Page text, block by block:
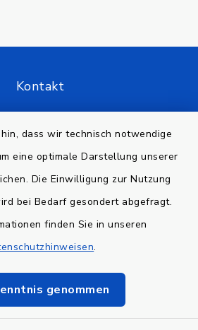
dass wir technisch notwendige
eine optimale Darstellung unserer
Die Einwilligung zur Nutzung
bei Bedarf gesondert abgefragt.
finden Sie in unseren
.
genommen
Kontakt
Datenschutz
Impressum
Sitemap
Einstellungen